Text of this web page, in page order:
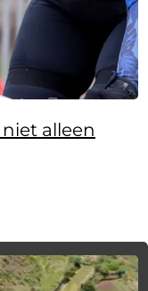
alleen